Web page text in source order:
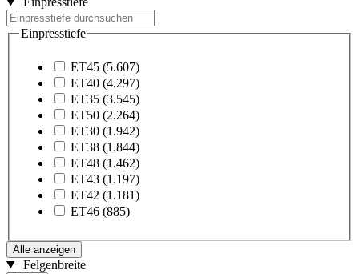
Einpresstiefe
ET45 (5.607)
ET40 (4.297)
ET35 (3.545)
ET50 (2.264)
ET30 (1.942)
ET38 (1.844)
ET48 (1.462)
ET43 (1.197)
ET42 (1.181)
ET46 (885)
Alle anzeigen
Felgenbreite